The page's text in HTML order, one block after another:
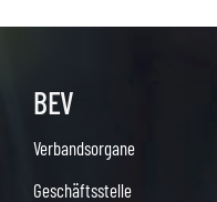
BEV
Verbandsorgane
Geschäftsstelle